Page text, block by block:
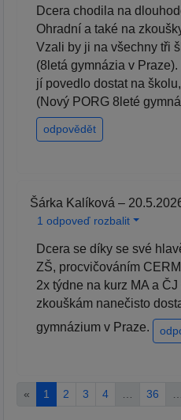
Dcera chodila na
Ohradní a také na
Vzali by ji na všechny tři
(8letá gymnázia v
jí povedlo dostat na
(Nový PORG 8leté
odpovědět
Šárka Kalíková –
1 odpoveď rozbalit
Dcera se díky se své
ZŠ, procvičováním
2x týdne na kurz MA a
zkouškám nanečisto
gymnázium v Praze.
« 1 2 3 4 36